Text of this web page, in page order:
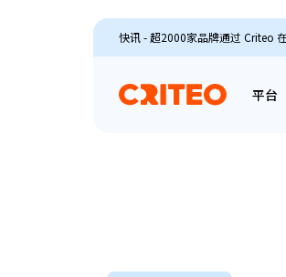
快讯 - 超2000家品牌通过 Criteo
平台